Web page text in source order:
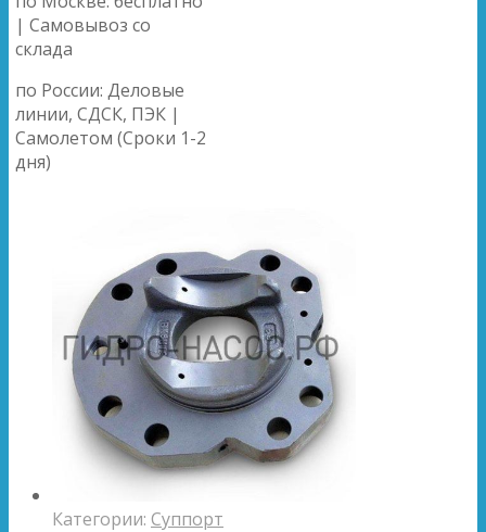
| Самовывоз со
склада
по России: Деловые
линии, СДСК, ПЭК |
Самолетом (Сроки 1-2
дня)
Категории: Суппорт